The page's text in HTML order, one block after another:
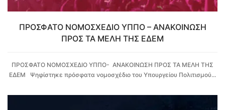
ΠΡΟΣΦΑΤΟ ΝΟΜΟΣΧΕΔΙΟ ΥΠΠΟ – ΑΝΑΚΟΙΝΩΣΗ
ΠΡΟΣ ΤΑ ΜΕΛΗ ΤΗΣ ΕΔΕΜ
ΠΡΟΣΦΑΤΟ ΝΟΜΟΣΧΕΔΙΟ ΥΠΠΟ- ΑΝΑΚΟΙΝΩΣΗ ΠΡΟΣ ΤΑ ΜΕΛΗ ΤΗΣ
ΕΔΕΜ Ψηφίστηκε πρόσφατα νομοσχέδιο του Υπουργείου Πολιτισμού...